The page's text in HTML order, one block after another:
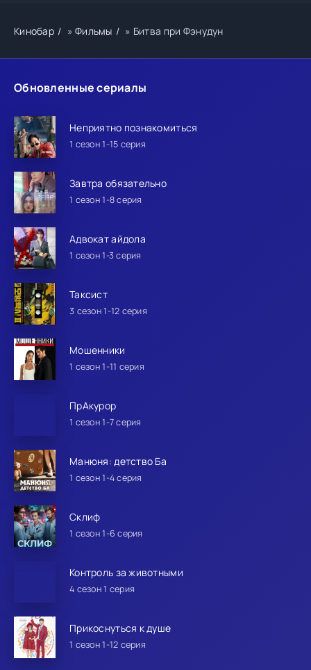
Обновленные сериалы
Неприятно познакомиться
1 сезон 1-15 серия
Завтра обязательно
1 сезон 1-8 серия
Адвокат айдола
1 сезон 1-3 серия
Таксист
3 сезон 1-12 серия
Мошенники
1 сезон 1-11 серия
ПрАкурор
1 сезон 1-7 серия
Манюня: детство Ба
1 сезон 1-4 серия
Склиф
1 сезон 1-6 серия
Контроль за животными
4 сезон 1 серия
Прикоснуться к душе
1 сезон 1-12 серия
Кинобар »Фильмы » Битва при Фэнудун